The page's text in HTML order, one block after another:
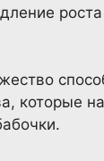
которые